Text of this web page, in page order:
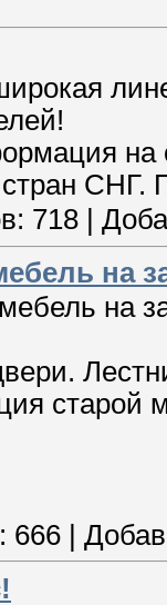
на
СНГ.
718
на
на
старой
666